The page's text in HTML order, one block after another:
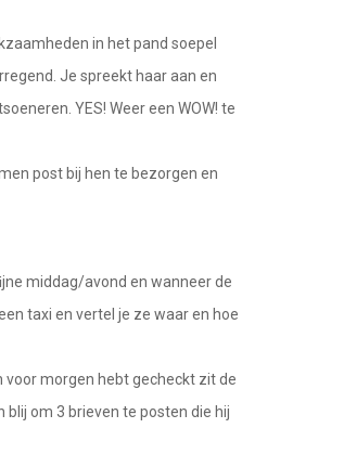
in het pand soepel
Je spreekt haar aan en
YES! Weer een WOW! te
post bij hen te bezorgen en
jne middag/avond en wanneer de
taxi en vertel je ze waar en hoe
voor morgen hebt gecheckt zit de
blij om 3 brieven te posten die hij